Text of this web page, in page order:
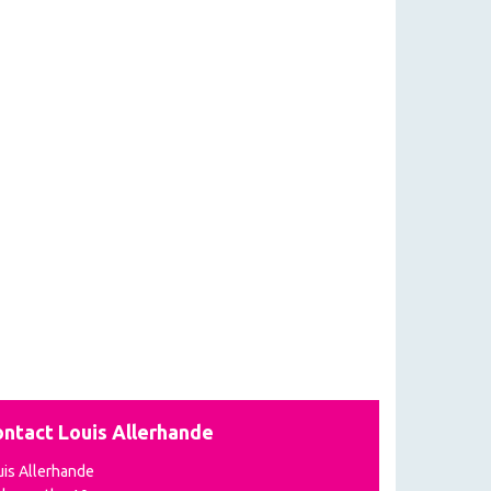
Louis Allerhande
Allerhande